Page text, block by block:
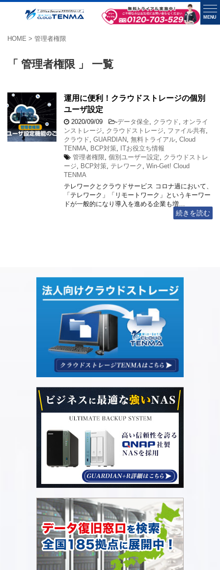
HOME > 管理者権限
「 管理者権限 」 一覧
運用に便利！クラウドストレージの個別
ユーザ設定
2020/09/09 -データ保全 クラウド
オンライ
ンストレージ
クラウドストレージ ファイル共有
クラウド GUARDIAN 無料トライアル Cloud
TENMA
BCP対策 ITお役立ち情報
管理者権限 個別ユーザー設定
クラウドストレ
ージ
BCP対策 テレワーク
Win-Get! Cloud
TENMA
テレワークとクラウドサービス コロナ過において、
「テレワーク」「リモートワーク」というキーワー
ドが一般的になり導入を進める企業も増…
続きを読む
MENU